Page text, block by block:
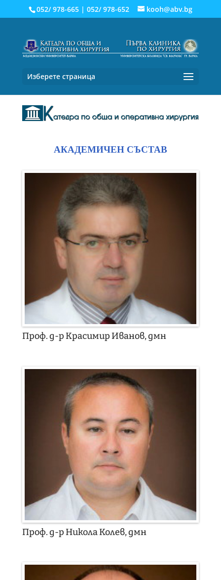
052/ 978-665| 052/ 978-652 kooh@abv.bg
Изберете страница
АКАДЕМИЧЕН СЪСТАВ
Проф. д-р Красимир Иванов, дмн
Проф. д-р Никола Колев, дмн